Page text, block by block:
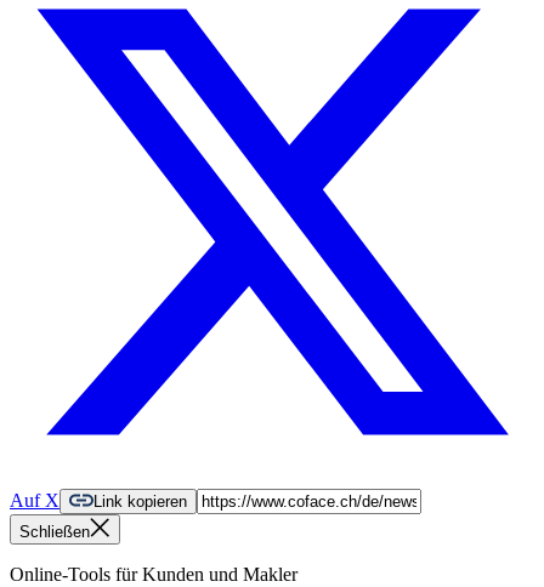
Auf X
Link kopieren
Schließen
Online-Tools für Kunden und Makler